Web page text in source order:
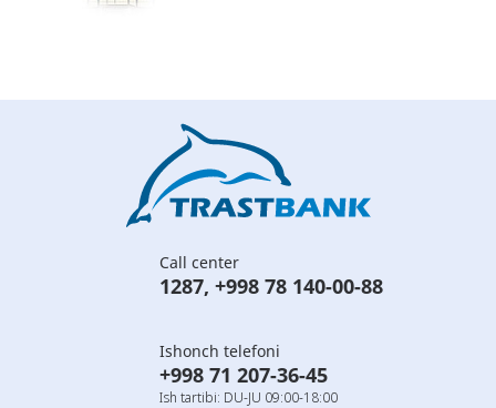
Call center
1287, +998 78 140-00-88
Ishonch telefoni
+998 71 207-36-45
Ish tartibi: DU-JU 09:00-18:00